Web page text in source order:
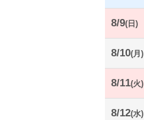
8/9(日)
8/10(月)
8/11(火)
8/12(水)